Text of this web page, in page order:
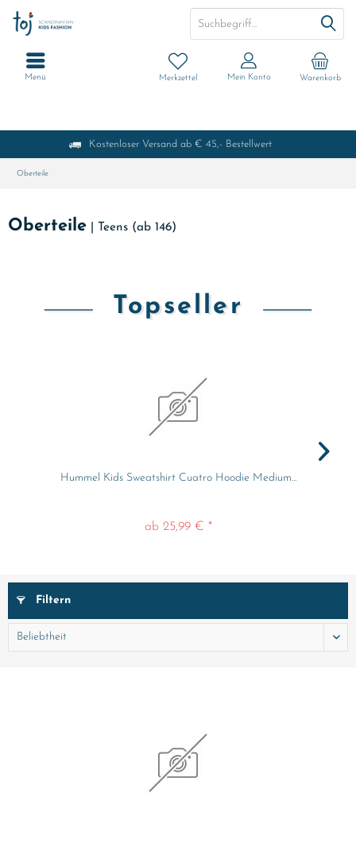
Kostenloser Versand ab € 45,- Bestellwert
Warenkorb
Merkzettel Mein Konto
Menü
Oberteile
Oberteile| Teens (ab 146)
Topseller
Hummel Kids Sweatshirt Cuatro Hoodie Medium...
ab 25,99 € *
Filtern